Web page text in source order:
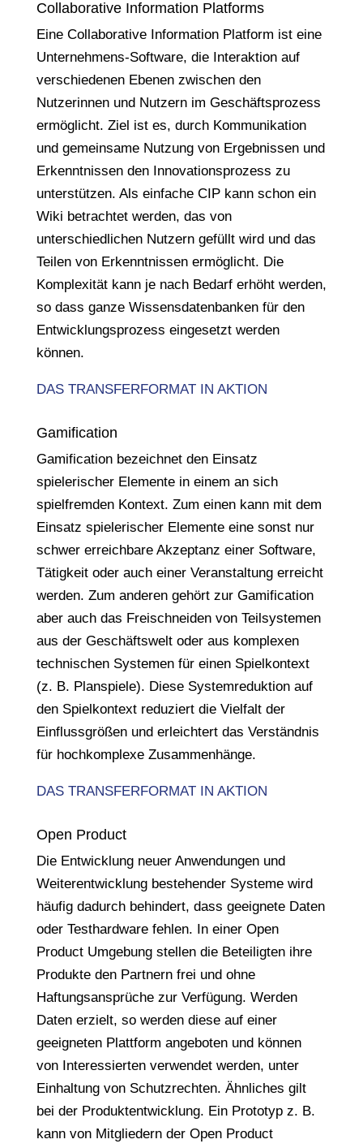
Collaborative Information Platforms
Eine Collaborative Information Platform ist eine
Unternehmens-Software, die Interaktion auf
verschiedenen Ebenen zwischen den
Nutzerinnen und Nutzern im Geschäftsprozess
ermöglicht. Ziel ist es, durch Kommunikation
und gemeinsame Nutzung von Ergebnissen und
Erkenntnissen den Innovationsprozess zu
unterstützen. Als einfache CIP kann schon ein
Wiki betrachtet werden, das von
unterschiedlichen Nutzern gefüllt wird und das
Teilen von Erkenntnissen ermöglicht. Die
Komplexität kann je nach Bedarf erhöht werden,
so dass ganze Wissensdatenbanken für den
Entwicklungsprozess eingesetzt werden
können.
DAS TRANSFERFORMAT IN AKTION
Gamification
Gamification bezeichnet den Einsatz
spielerischer Elemente in einem an sich
spielfremden Kontext. Zum einen kann mit dem
Einsatz spielerischer Elemente eine sonst nur
schwer erreichbare Akzeptanz einer Software,
Tätigkeit oder auch einer Veranstaltung erreicht
werden. Zum anderen gehört zur Gamification
aber auch das Freischneiden von Teilsystemen
aus der Geschäftswelt oder aus komplexen
technischen Systemen für einen Spielkontext
(z. B. Planspiele). Diese Systemreduktion auf
den Spielkontext reduziert die Vielfalt der
Einflussgrößen und erleichtert das Verständnis
für hochkomplexe Zusammenhänge.
DAS TRANSFERFORMAT IN AKTION
Open Product
Die Entwicklung neuer Anwendungen und
Weiterentwicklung bestehender Systeme wird
häufig dadurch behindert, dass geeignete Daten
oder Testhardware fehlen. In einer Open
Product Umgebung stellen die Beteiligten ihre
Produkte den Partnern frei und ohne
Haftungsansprüche zur Verfügung. Werden
Daten erzielt, so werden diese auf einer
geeigneten Plattform angeboten und können
von Interessierten verwendet werden, unter
Einhaltung von Schutzrechten. Ähnliches gilt
bei der Produktentwicklung. Ein Prototyp z. B.
kann von Mitgliedern der Open Product